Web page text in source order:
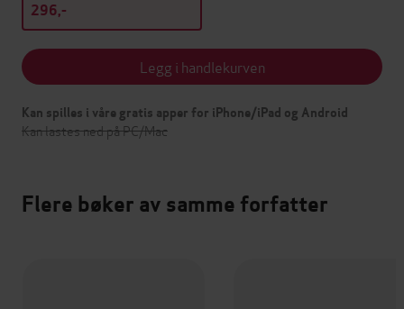
296,-
Legg i handlekurven
Kan spilles i våre gratis apper for iPhone/iPad og Android
Kan lastes ned på PC/Mac
Flere bøker av samme forfatter